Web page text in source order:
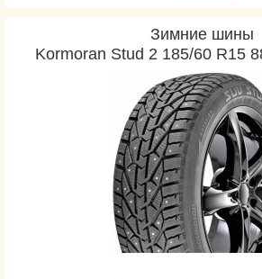
Зимние шины
Kormoran Stud 2 185/60 R15